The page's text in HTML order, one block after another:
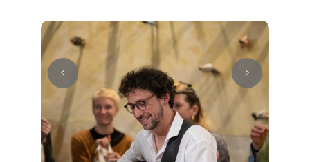
Gitarre
Sandra
E-Gitarre